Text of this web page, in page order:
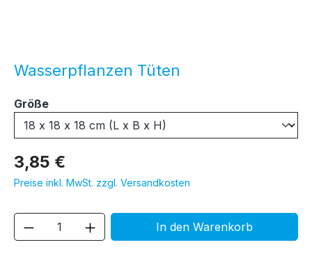
Wasserpflanzen Tüten
3,85 €
Preise inkl. MwSt. zzgl. Versandkosten
Größeauswählen
Produkt Anzahl: Gib denIn den Warenkorb